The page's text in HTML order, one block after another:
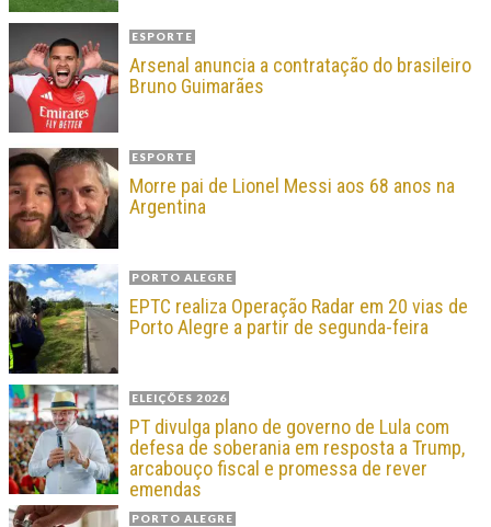
ESPORTE
Arsenal anuncia a contratação do brasileiro
Bruno Guimarães
ESPORTE
Morre pai de Lionel Messi aos 68 anos na
Argentina
PORTO ALEGRE
EPTC realiza Operação Radar em 20 vias de
Porto Alegre a partir de segunda-feira
ELEIÇÕES 2026
PT divulga plano de governo de Lula com
defesa de soberania em resposta a Trump,
arcabouço fiscal e promessa de rever
emendas
PORTO ALEGRE